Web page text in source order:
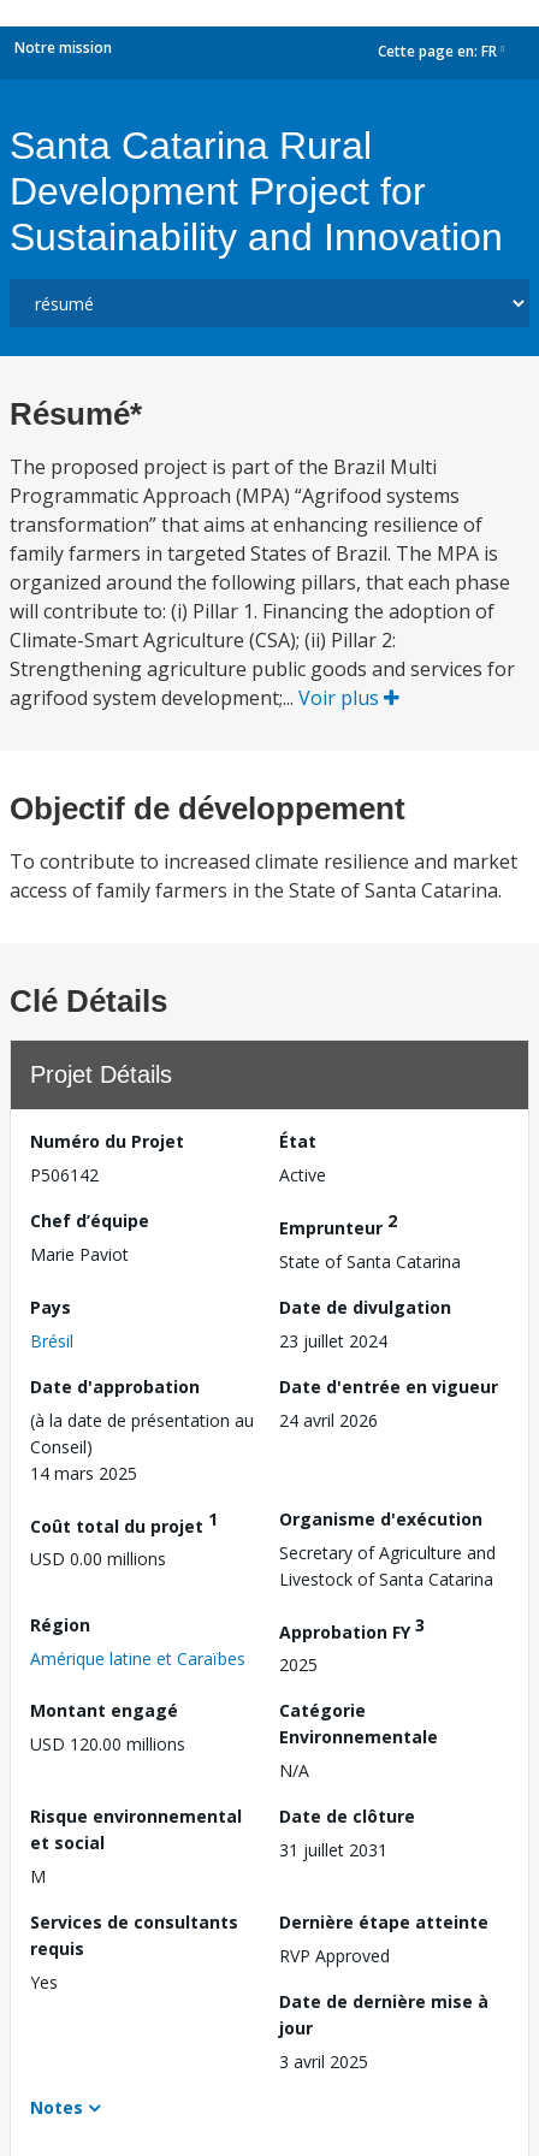
Notre mission Cette page en: FR
Santa Catarina Rural
Development Project for
Sustainability and Innovation
Résumé*
The proposed project is part of the Brazil Multi
Programmatic Approach (MPA) “Agrifood systems
transformation” that aims at enhancing resilience of
family farmers in targeted States of Brazil. The MPA is
organized around the following pillars, that each phase
will contribute to: (i) Pillar 1. Financing the adoption of
Climate-Smart Agriculture (CSA); (ii) Pillar 2:
Strengthening agriculture public goods and services for
agrifood system development;... Voir plus
Objectif de développement
To contribute to increased climate resilience and market
access of family farmers in the State of Santa Catarina.
Clé Détails
Projet Détails
Numéro du Projet
P506142
État
Active
Chef d’équipe
Marie Paviot
Emprunteur 2
State of Santa Catarina
Pays
Brésil
Date de divulgation
23 juillet 2024
Date d'approbation
(à la date de présentation au
Conseil)
14 mars 2025
Date d'entrée en vigueur
24 avril 2026
Coût total du projet 1
USD 0.00 millions
Organisme d'exécution
Secretary of Agriculture and
Livestock of Santa Catarina
Région
Amérique latine et Caraïbes
Approbation FY3
2025
Montant engagé
USD 120.00 millions
Catégorie
Environnementale
N/A
Risque environnemental
et social
M
Date de clôture
31 juillet 2031
Services de consultants
requis
Yes
Dernière étape atteinte
RVP Approved
Date de dernière mise à
jour
3 avril 2025
Notes